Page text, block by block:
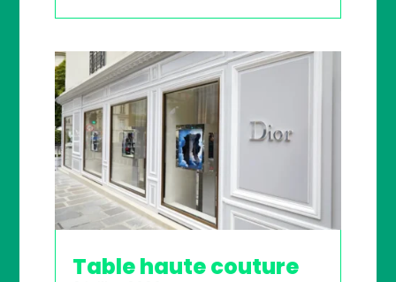
Table haute couture